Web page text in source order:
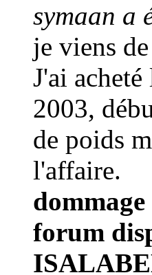
symaan a
je viens
J'ai
2003,
de poids
l'affaire.
forum